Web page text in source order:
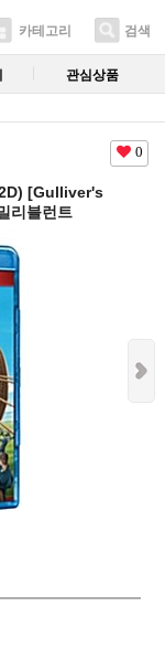
카테고리 검색
관심상품
0
[Gulliver's
리블런트